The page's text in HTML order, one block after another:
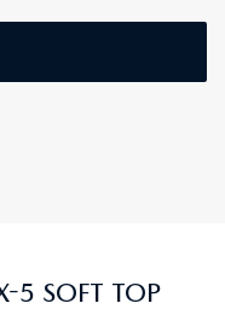
5 SOFT TOP